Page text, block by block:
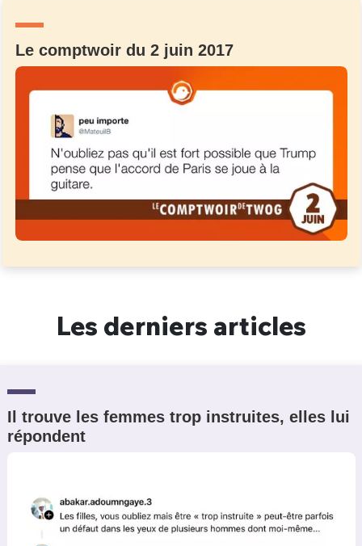
Le comptwoir du 2 juin 2017
Les derniers articles
Il trouve les femmes trop instruites, elles lui
répondent
Un Thread
C'EST PARTI